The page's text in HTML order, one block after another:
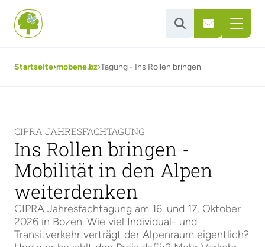
 
Startseite›mobene.bz›Tagung - Ins Rollen bringen
CIPRA JAHRESFACHTAGUNG
Ins Rollen bringen -
Mobilität in den Alpen
weiterdenken
CIPRA Jahresfachtagung am 16. und 17. Oktober
2026 in Bozen. Wie viel Individual- und
Transitverkehr verträgt der Alpenraum eigentlich?